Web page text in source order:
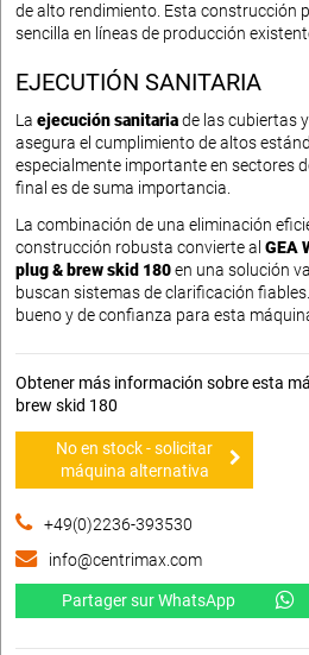
de alto rendimiento. Esta construcción
sencilla en líneas de producción
EJECUTIÓN SANITARIA
La ejecución sanitariade las cubiertas
asegura el cumplimiento de altos
especialmente importante en sectores
final es de suma importancia.
La combinación de una eliminación
construcción robusta convierte al GEA
plug & brew skid 180en una solución
buscan sistemas de clarificación fiables.
bueno y de confianza para esta
Obtener más información sobre esta
brew skid 180
No en stock - solicitar
máquina alternativa
+49(0)2236-393530
info@centrimax.com
Partager sur WhatsApp